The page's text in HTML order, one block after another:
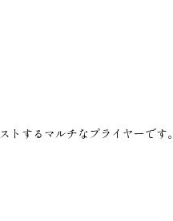
トするマルチなプライヤーです。